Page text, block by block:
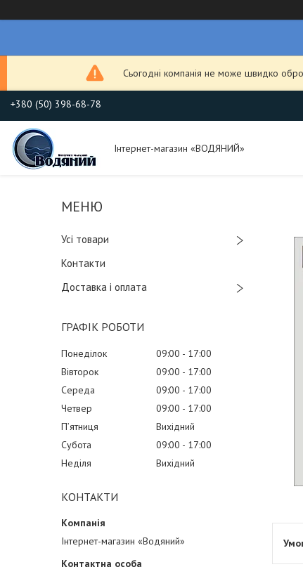
Сьогодні компанія не може швидко
+380 (50) 398-68-78
Інтернет-магазин «ВОДЯНИЙ»
Усі товари
Контакти
Доставка і оплата
ГРАФІК РОБОТИ
Понеділок 09:00
17:00
Вівторок
09:00
17:00
Середа
09:00
17:00
Четвер
09:00
17:00
Пʼятниця
Вихідний
Субота
09:00
17:00
Неділя
Вихідний
КОНТАКТИ
Інтернет-магазин «Водяний»